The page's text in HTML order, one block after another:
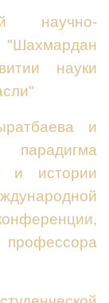
научно-
науки
и
и истории